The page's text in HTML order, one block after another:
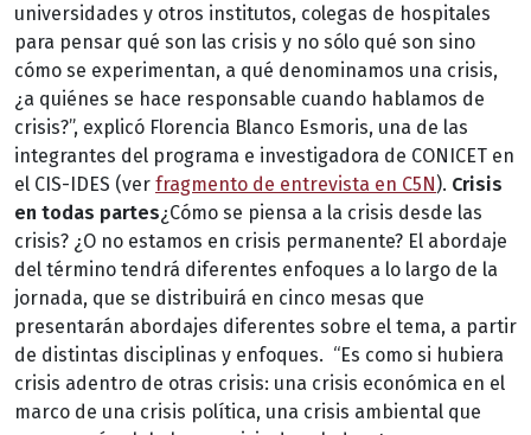
universidades y otros institutos, colegas de hospitales
para pensar qué son las crisis y no sólo qué son sino
cómo se experimentan, a qué denominamos una crisis,
¿a quiénes se hace responsable cuando hablamos de
crisis?”, explicó Florencia Blanco Esmoris, una de las
integrantes del programa e investigadora de CONICET en
el CIS-IDES (ver fragmento de entrevista en C5N). Crisis
en todas partes¿Cómo se piensa a la crisis desde las
crisis? ¿O no estamos en crisis permanente? El abordaje
del término tendrá diferentes enfoques a lo largo de la
jornada, que se distribuirá en cinco mesas que
presentarán abordajes diferentes sobre el tema, a partir
de distintas disciplinas y enfoques. “Es como si hubiera
crisis adentro de otras crisis: una crisis económica en el
marco de una crisis política, una crisis ambiental que